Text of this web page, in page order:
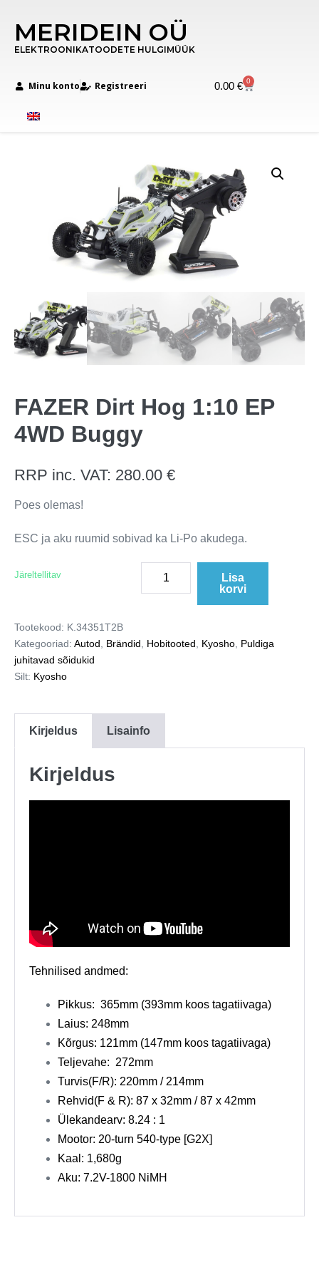
MERIDEIN OÜ
ELEKTROONIKATOODETE HULGIMÜÜK
Minu konto Registreeri 0.00 € 0
FAZER Dirt Hog 1:10 EP
4WD Buggy
RRP inc. VAT: 280.00 €
Poes olemas!
ESC ja aku ruumid sobivad ka Li-Po akudega.
Järeltellitav
Lisa
korvi
Tootekood: K.34351T2B
Kategooriad: Autod Brändid Hobitooted Kyosho Puldiga
juhitavad sõidukid
Silt: Kyosho
Kirjeldus Lisainfo
Kirjeldus
Tehnilised andmed:
Pikkus: 365mm (393mm koos tagatiivaga)
Laius: 248mm
Kõrgus: 121mm (147mm koos tagatiivaga)
Teljevahe: 272mm
Turvis(F/R): 220mm / 214mm
Rehvid(F & R): 87 x 32mm / 87 x 42mm
Ülekandearv: 8.24 : 1
Mootor: 20-turn 540-type [G2X]
Kaal: 1,680g
Aku: 7.2V-1800 NiMH